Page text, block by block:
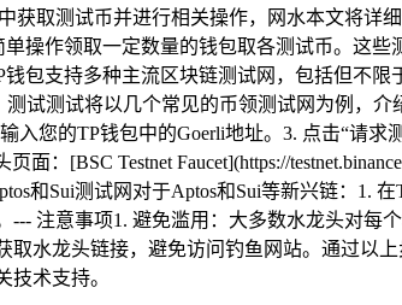
取测试币并进行相关操作，网水本文将详
操作领取一定数量的钱包取各测试币。这
包支持多种主流区块链测试网，包括但不
测试测试将以几个常见的币领测试网为例，
输入您的TP钱包中的Goerli地址。3. 点击“
：[BSC Testnet Faucet](https://
和Sui测试网对于Aptos和Sui等新兴链：1.
注意事项1. 避免滥用：大多数水龙头对
水龙头链接，避免访问钓鱼网站。通过以
术支持。